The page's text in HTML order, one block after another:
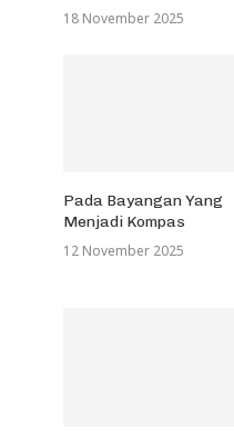
18 November 2025
Pada Bayangan Yang
Menjadi Kompas
12 November 2025